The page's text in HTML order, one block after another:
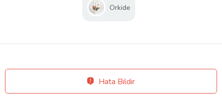
Orkide
Hata Bildir